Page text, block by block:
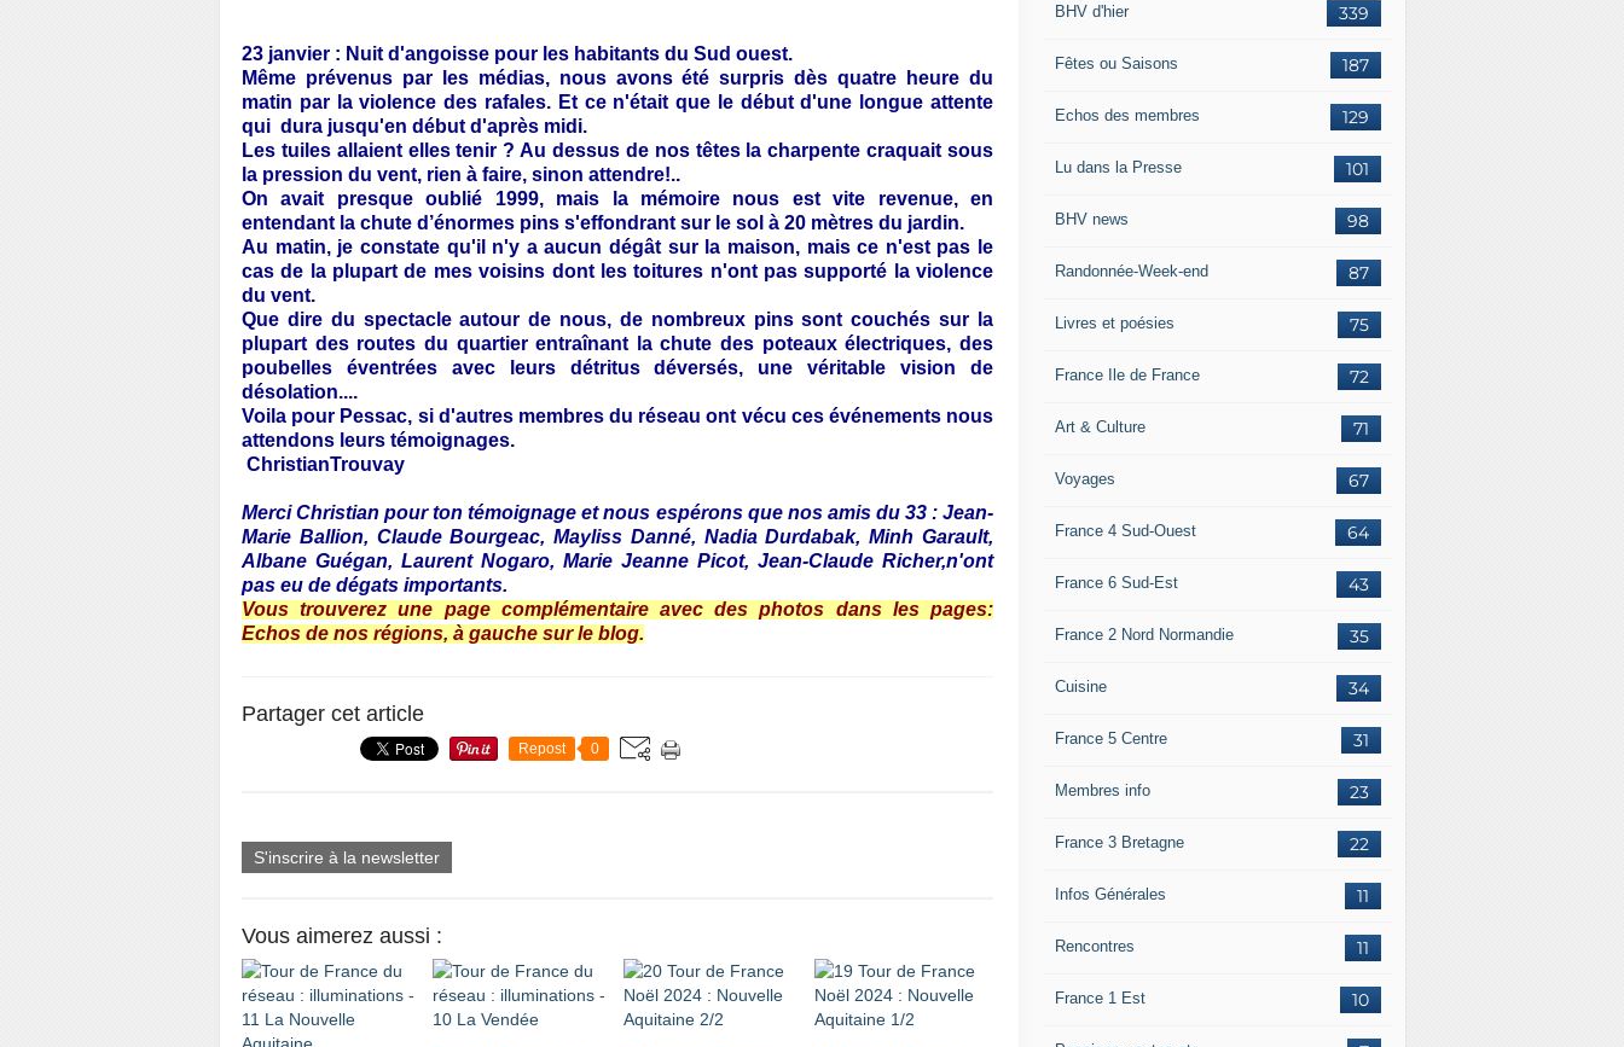
23 janvier : Nuit d'angoisse pour les habitants du Sud ouest.
Même prévenus par les médias, nous avons été surpris dès quatre heure du
matin par la violence des rafales. Et ce n'était que le début d'une longue attente
qui dura jusqu'en début d'après midi.
Les tuiles allaient elles tenir ? Au dessus de nos têtes la charpente craquait sous
la pression du vent, rien à faire, sinon attendre!..
On avait presque oublié 1999, mais la mémoire nous est vite revenue, en
entendant la chute d’énormes pins s'effondrant sur le sol à 20 mètres du jardin.
Au matin, je constate qu'il n'y a aucun dégât sur la maison, mais ce n'est pas le
cas de la plupart de mes voisins dont les toitures n'ont pas supporté la violence
du vent.
Que dire du spectacle autour de nous, de nombreux pins sont couchés sur la
plupart des routes du quartier entraînant la chute des poteaux électriques, des
poubelles éventrées avec leurs détritus déversés, une véritable vision de
désolation....
Voila pour Pessac, si d'autres membres du réseau ont vécu ces événements nous
attendons leurs témoignages.
ChristianTrouvay
Merci Christian pour ton témoignage et nous espérons que nos amis du 33 : Jean-
Marie Ballion, Claude Bourgeac, Mayliss Danné, Nadia Durdabak, Minh Garault,
Albane Guégan, Laurent Nogaro, Marie Jeanne Picot, Jean-Claude Richer,n'ont
pas eu de dégats importants.
Vous trouverez une page complémentaire avec des photos dans les pages:
Echos de nos régions, à gauche sur le blog.
Partager cet article
Repost 0
S'inscrire à la newsletter
Vous aimerez aussi :
339
BHV d'hier
187
Fêtes ou Saisons
129
Echos des membres
101
Lu dans la Presse
98
BHV news
87
Randonnée-Week-end
75
Livres et poésies
72
France Ile de France
71
Art & Culture
67
Voyages
64
France 4 Sud-Ouest
43
France 6 Sud-Est
35
France 2 Nord Normandie
34
Cuisine
31
France 5 Centre
23
Membres info
22
France 3 Bretagne
11
Infos Générales
11
Rencontres
10
France 1 Est